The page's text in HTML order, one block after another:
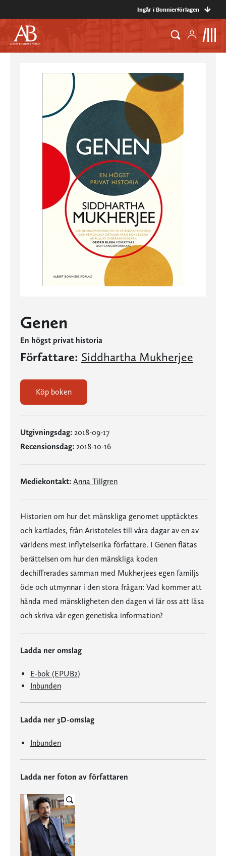
Ingår i Bonnierförlagen
Genen
En högst privat historia
Författare: Siddhartha Mukherjee
Köp boken
Utgivningsdag: 2018-09-17
Recensionsdag: 2018-10-16
Mediekontakt: Anna Tillgren
Historien om hur det mänskliga genomet upptäcktes
och kartlades, från Aristoteles till våra dagar av en av
världens mest inflytelserika författare. I Genen flätas
berättelsen om hur den mänskliga koden
dechiffrerades samman med Mukherjees egen familjs
öde och utmynnar i den stora frågan: Vad kommer att
hända med mänskligheten den dagen vi lär oss att läsa
och skriva vår egen genetiska information?
Ladda ner omslag
E-bok (EPUB2)
Inbunden
Ladda ner 3D-omslag
Inbunden
Ladda ner foton av författaren